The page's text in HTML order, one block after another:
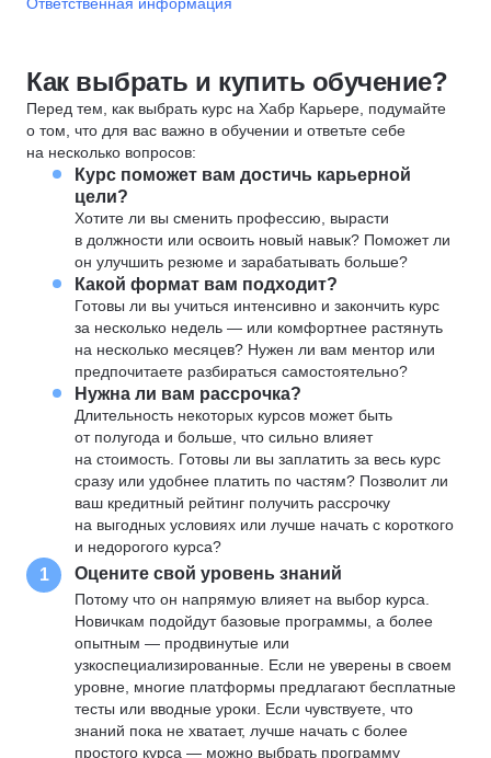
Как выбрать и купить обучение?
Перед тем, как выбрать курс на Хабр Карьере, подумайте
о том, что для вас важно в обучении и ответьте себе
на несколько вопросов:
Курс поможет вам достичь карьерной
цели?
Хотите ли вы сменить профессию, вырасти
в должности или освоить новый навык? Поможет ли
он улучшить резюме и зарабатывать больше?
Какой формат вам подходит?
Готовы ли вы учиться интенсивно и закончить курс
за несколько недель — или комфортнее растянуть
на несколько месяцев? Нужен ли вам ментор или
предпочитаете разбираться самостоятельно?
Нужна ли вам рассрочка?
Длительность некоторых курсов может быть
от полугода и больше, что сильно влияет
на стоимость. Готовы ли вы заплатить за весь курс
сразу или удобнее платить по частям? Позволит ли
ваш кредитный рейтинг получить рассрочку
на выгодных условиях или лучше начать с короткого
и недорогого курса?
1 Оцените свой уровень знаний
Потому что он напрямую влияет на выбор курса.
Новичкам подойдут базовые программы, а более
опытным — продвинутые или
узкоспециализированные. Если не уверены в своем
уровне, многие платформы предлагают бесплатные
тесты или вводные уроки. Если чувствуете, что
знаний пока не хватает, лучше начать с более
простого курса — можно выбрать программу